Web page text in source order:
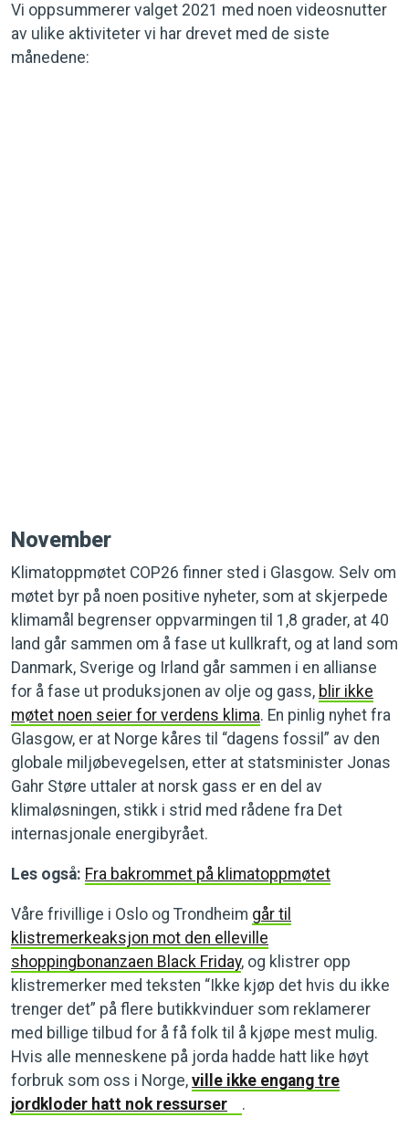
Vi oppsummerer valget 2021 med noen videosnutter
av ulike aktiviteter vi har drevet med de siste
månedene:
November
Klimatoppmøtet COP26 finner sted i Glasgow. Selv om
møtet byr på noen positive nyheter, som at skjerpede
klimamål begrenser oppvarmingen til 1,8 grader, at 40
land går sammen om å fase ut kullkraft, og at land som
Danmark, Sverige og Irland går sammen i en allianse
for å fase ut produksjonen av olje og gass, blir ikke
møtet noen seier for verdens klima. En pinlig nyhet fra
Glasgow, er at Norge kåres til “dagens fossil” av den
globale miljøbevegelsen, etter at statsminister Jonas
Gahr Støre uttaler at norsk gass er en del av
klimaløsningen, stikk i strid med rådene fra Det
internasjonale energibyrået.
Les også: Fra bakrommet på klimatoppmøtet
Våre frivillige i Oslo og Trondheim går til
klistremerkeaksjon mot den elleville
shoppingbonanzaen Black Friday, og klistrer opp
klistremerker med teksten “Ikke kjøp det hvis du ikke
trenger det” på flere butikkvinduer som reklamerer
med billige tilbud for å få folk til å kjøpe mest mulig.
Hvis alle menneskene på jorda hadde hatt like høyt
forbruk som oss i Norge, ville ikke engang tre
jordkloder hatt nok ressurser
.